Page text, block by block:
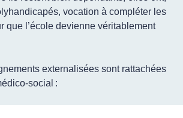
vocation à compléter les
que l’école devienne véritablement
externalisées sont rattachées
social :